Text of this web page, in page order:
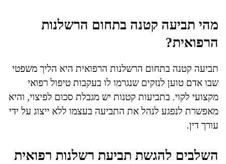
מהי תביעה קטנה בתחום הרשלנות
הרפואית?
תביעה קטנה בתחום הרשלנות הרפואית היא הליך משפטי
שבו אדם טוען לנזקים שנגרמו לו בעקבות טיפול רפואי
מקצועי לקוי. בתביעות קטנות יש מגבלת סכום לפיצוי, והיא
מאפשרת לנפגע לנהל את התביעה בעצמו ללא ייצוג על ידי
עורך דין.
השלבים להגשת תביעת רשלנות רפואית